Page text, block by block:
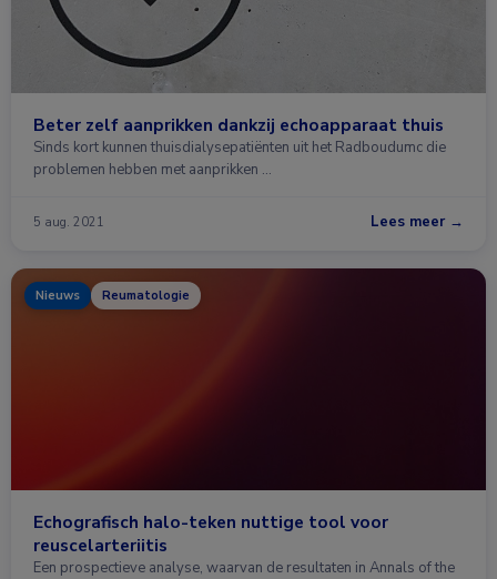
Beter zelf aanprikken dankzij echoapparaat thuis
Sinds kort kunnen thuisdialysepatiënten uit het Radboudumc die
problemen hebben met aanprikken …
5 aug. 2021 Lees meer →
Nieuws Reumatologie
Echografisch halo-teken nuttige tool voor
reuscelarteriitis
Een prospectieve analyse, waarvan de resultaten in Annals of the